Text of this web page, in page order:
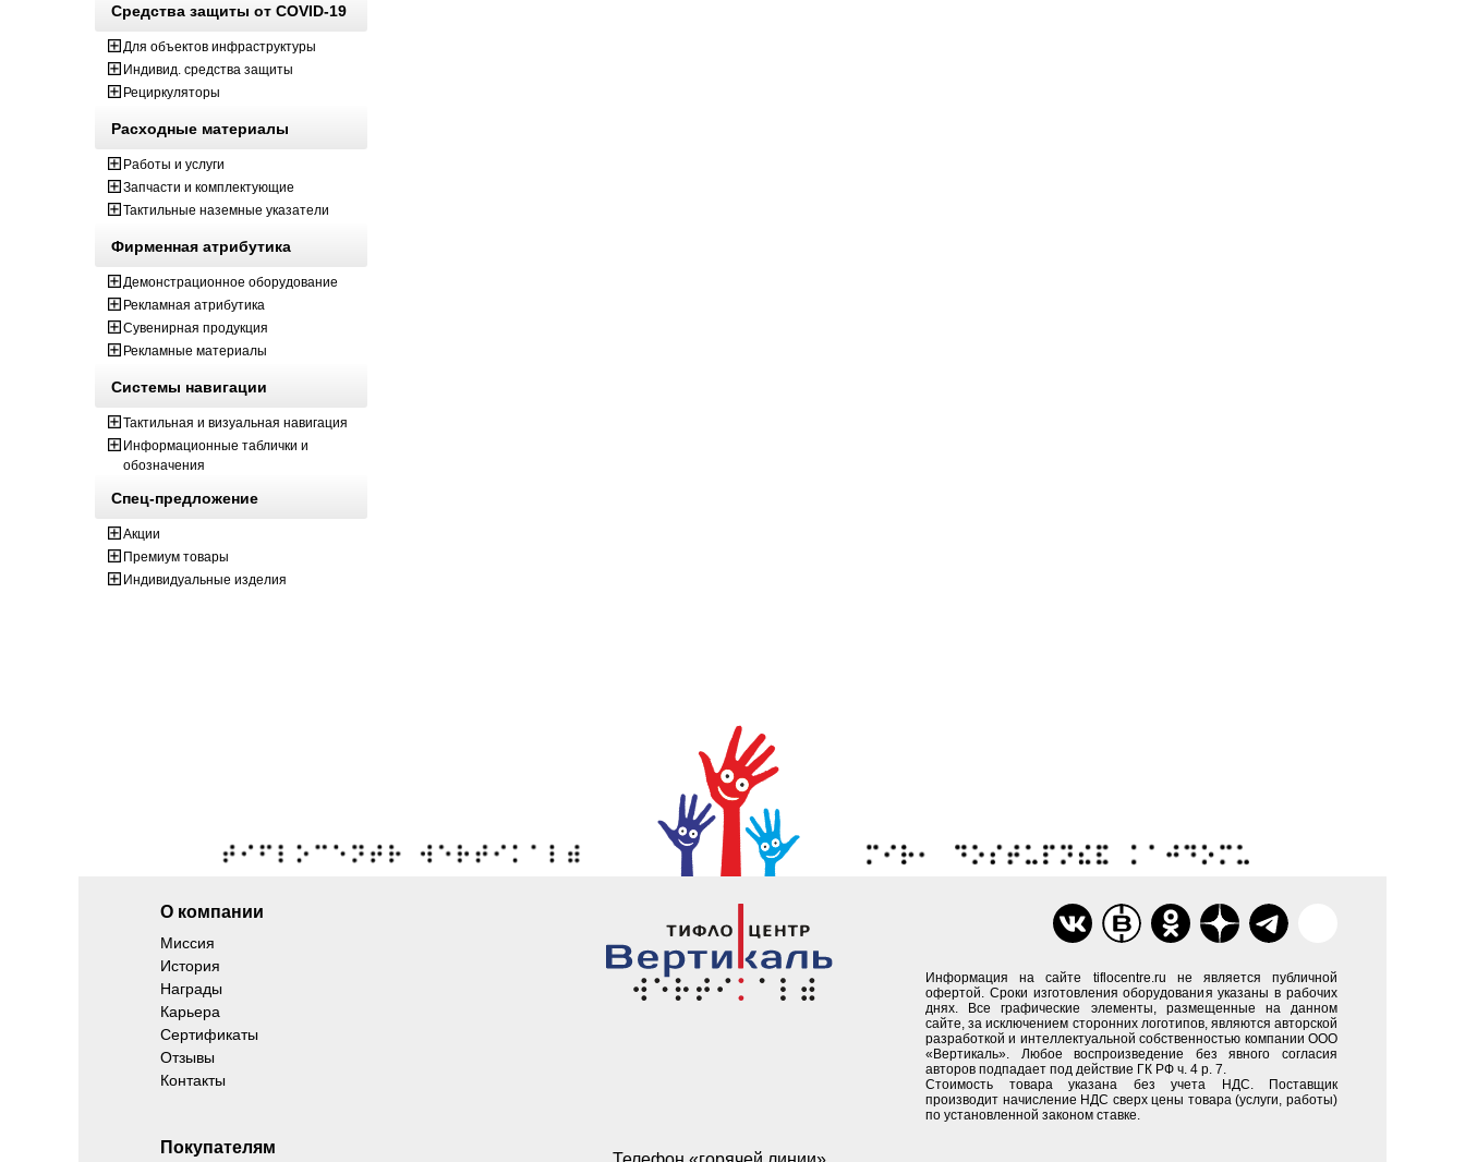
Средства защиты от COVID-19
Для объектов инфраструктуры
Индивид. средства защиты
Рециркуляторы
Расходные материалы
Работы и услуги
Запчасти и комплектующие
Тактильные наземные указатели
Фирменная атрибутика
Демонстрационное оборудование
Рекламная атрибутика
Сувенирная продукция
Рекламные материалы
Системы навигации
Тактильная и визуальная навигация
Информационные таблички и
обозначения
Спец-предложение
Акции
Премиум товары
Индивидуальные изделия
О компании
Миссия
История
Награды
Карьера
Сертификаты
Отзывы
Контакты
Информация на сайте tiflocentre.ru не является публичной
офертой. Сроки изготовления оборудования указаны в рабочих
днях. Все графические элементы, размещенные на данном
сайте, за исключением сторонних логотипов, являются авторской
разработкой и интеллектуальной собственностью компании ООО
«Вертикаль». Любое воспроизведение без явного согласия
авторов подпадает под действие ГК РФ ч. 4 р. 7.
Стоимость товара указана без учета НДС. Поставщик
производит начисление НДС сверх цены товара (услуги, работы)
по установленной законом ставке.
Покупателям